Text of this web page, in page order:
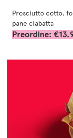
Prosciutto cotto,
pane ciabatta
Preordine: